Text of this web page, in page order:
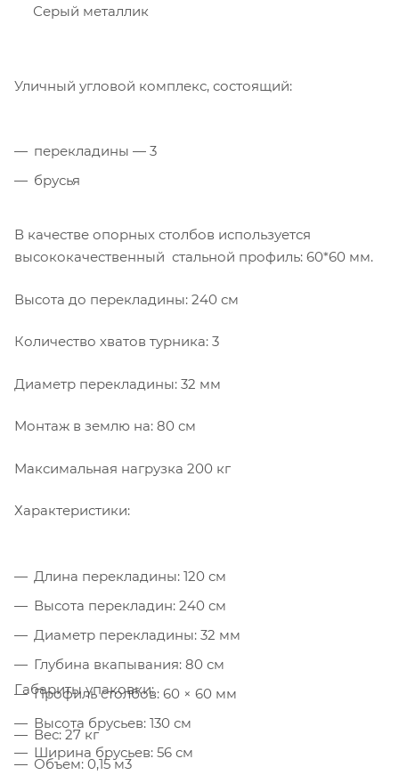
Серый металлик
Уличный угловой комплекс, состоящий:
перекладины — 3
брусья
В качестве опорных столбов используется
высококачественный стальной профиль: 60*60 мм.
Высота до перекладины: 240 см
Количество хватов турника: 3
Диаметр перекладины: 32 мм
Монтаж в землю на: 80 см
Максимальная нагрузка 200 кг
Характеристики:
Длина перекладины: 120 см
Высота перекладин: 240 см
Диаметр перекладины: 32 мм
Глубина вкапывания: 80 см
Профиль столбов: 60 × 60 мм
Высота брусьев: 130 см
Ширина брусьев: 56 см
Габариты упаковки:
Вес: 27 кг
Объем: 0,15 м3